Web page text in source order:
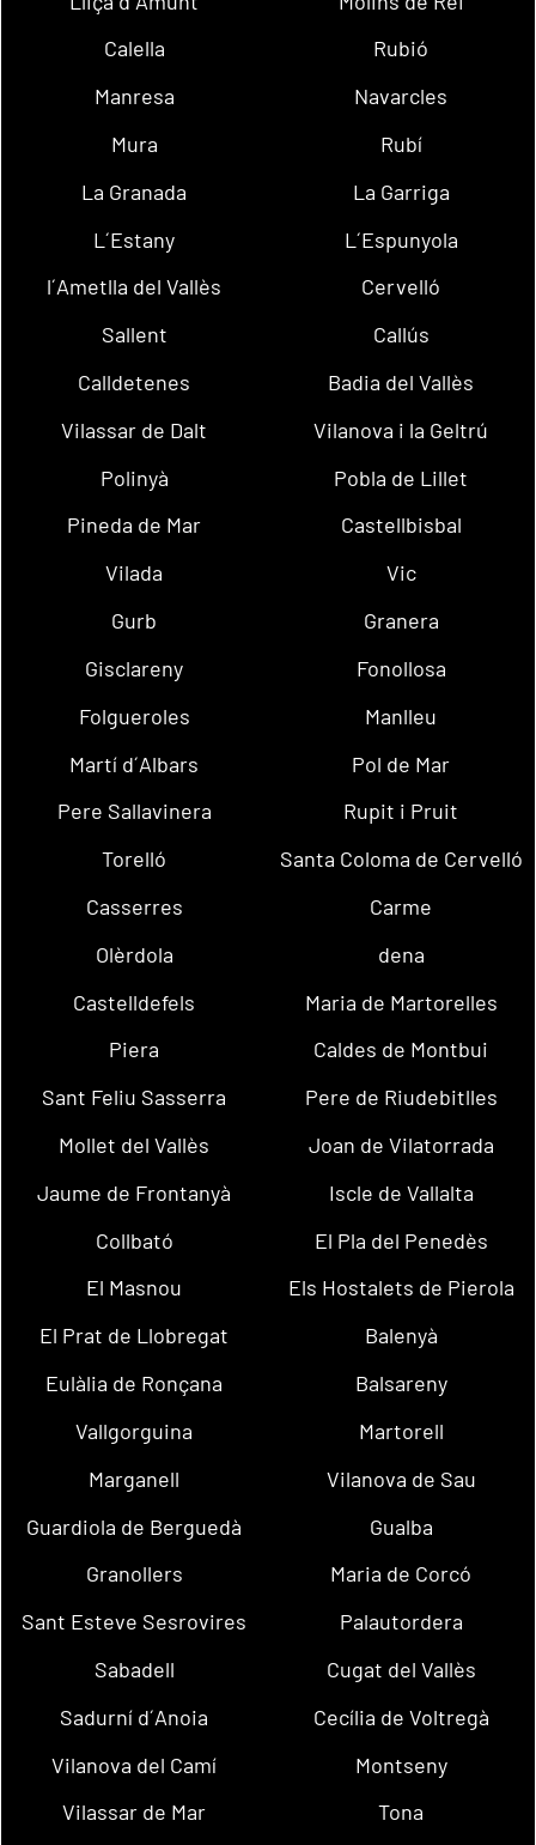
Calella
Rubió
Manresa
Navarcles
Mura
Rubí
La Granada
La Garriga
L´Estany
L´Espunyola
l´Ametlla del Vallès
Cervelló
Sallent
Callús
Calldetenes
Badia del Vallès
Vilassar de Dalt
Vilanova i la Geltrú
Polinyà
Pobla de Lillet
Pineda de Mar
Castellbisbal
Vilada
Vic
Gurb
Granera
Gisclareny
Fonollosa
Folgueroles
Manlleu
Martí d´Albars
Pol de Mar
Pere Sallavinera
Rupit i Pruit
Torelló
Santa Coloma de Cervelló
Casserres
Carme
Olèrdola
dena
Castelldefels
Maria de Martorelles
Piera
Caldes de Montbui
Sant Feliu Sasserra
Pere de Riudebitlles
Mollet del Vallès
Joan de Vilatorrada
Jaume de Frontanyà
Iscle de Vallalta
Collbató
El Pla del Penedès
El Masnou
Els Hostalets de Pierola
El Prat de Llobregat
Balenyà
Eulàlia de Ronçana
Balsareny
Vallgorguina
Martorell
Marganell
Vilanova de Sau
Guardiola de Berguedà
Gualba
Granollers
Maria de Corcó
Sant Esteve Sesrovires
Palautordera
Sabadell
Cugat del Vallès
Sadurní d´Anoia
Cecília de Voltregà
Vilanova del Camí
Montseny
Vilassar de Mar
Tona